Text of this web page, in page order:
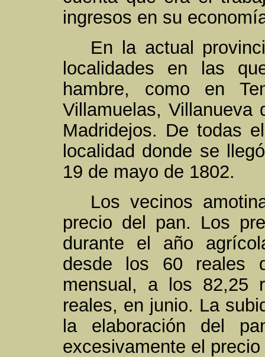
ingresos en su
En la actual
localidades en las
hambre, como en
Villamuelas, Villanueva
Madridejos. De todas
localidad donde se
19 de mayo de 1802.
Los vecinos
precio del pan. Los
durante el año
desde los 60 reales
mensual, a los 82,25
reales, en junio. La
la elaboración del
excesivamente el